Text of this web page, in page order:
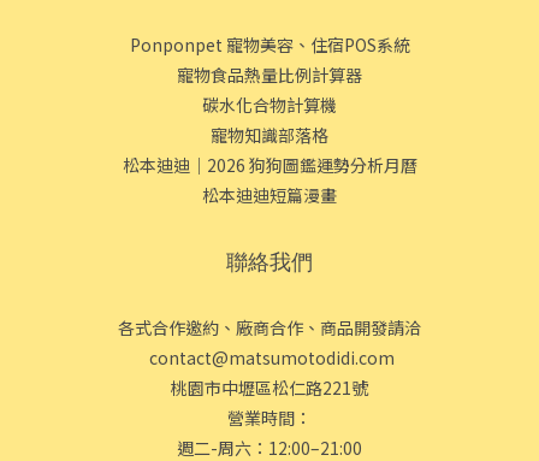
Ponponpet 寵物美容、住宿POS系統
寵物食品熱量比例計算器
碳水化合物計算機
寵物知識部落格
松本迪迪｜2026 狗狗圖鑑運勢分析月曆
松本迪迪短篇漫畫
聯絡我們
各式合作邀約、廠商合作、商品開發請洽
contact@matsumotodidi.com
桃園市中壢區松仁路221號
營業時間：
週二-周六：12:00–21:00